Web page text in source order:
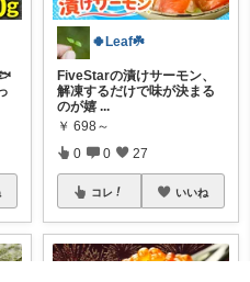
🍀Leaf☘️
FiveStarの漬けサーモン、
解凍するだけで味が決まる
のが嬉 ...
￥ 698～
0 0 27
コレ いいね